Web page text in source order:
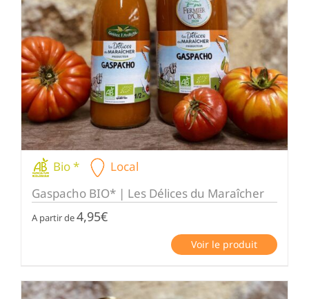
Bio *
Local
Gaspacho BIO* | Les Délices du Maraîcher
A partir de4,95€
Voir le produit